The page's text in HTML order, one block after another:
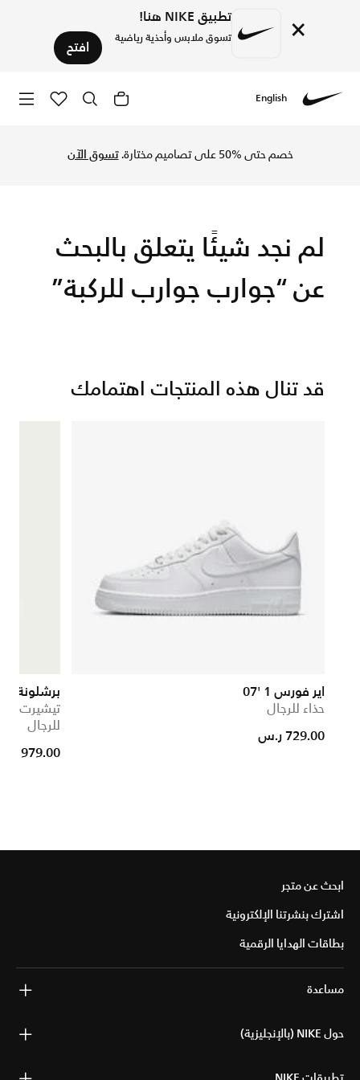
× تطبيق NIKE هنا!
تسوق ملابس وأحذية رياضية افتح
English
خصم حتى %50 على تصاميم مختارة. تسوق الآن
لم نجد شيئًا يتعلق بالبحث
عن “جوارب جوارب للركبة”
قد تنال هذه المنتجات اهتمامك
اير فورس 1 '07
حذاء للرجال
729.00 ر.س
برشلونة 27/2026 ماتش الأساسي
تيشيرت
للرجال
979.00 ر.س
ابحث عن متجر
اشترك بنشرتنا الإلكترونية
بطاقات الهدايا الرقمية
مساعدة
حول NIKE (بالإنجليزية)